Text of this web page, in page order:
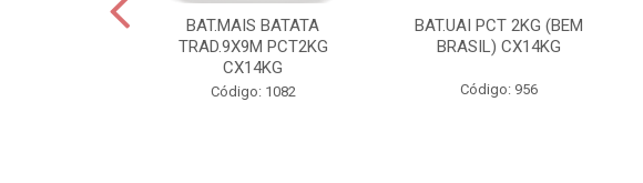
BAT.MAIS BATATA
TRAD.9X9M PCT2KG
CX14KG
Código: 1082
BAT.UAI PCT 2KG (BEM
BRASIL) CX14KG
Código: 956